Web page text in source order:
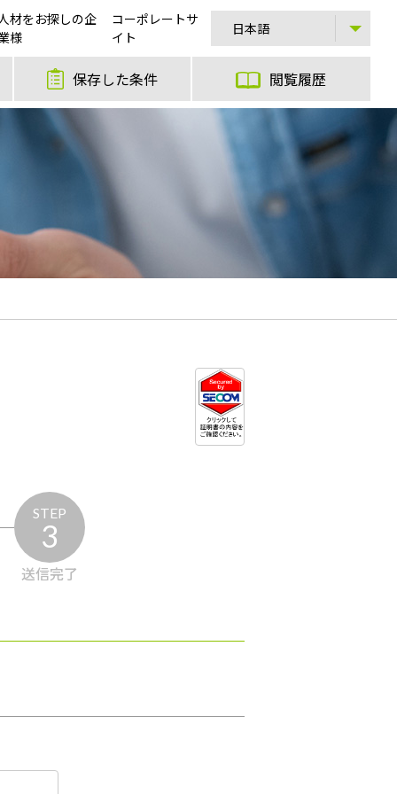
材をお探しの企
様
コーポレートサ
イト
保存した条件 閲覧履歴
STEP
3
送信完了